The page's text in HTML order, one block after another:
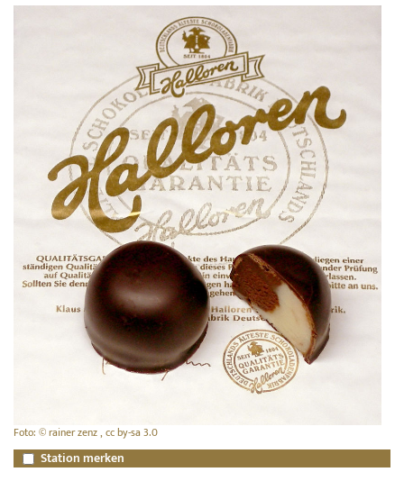
Foto: © rainer zenz , cc by-sa 3.0
Station merken